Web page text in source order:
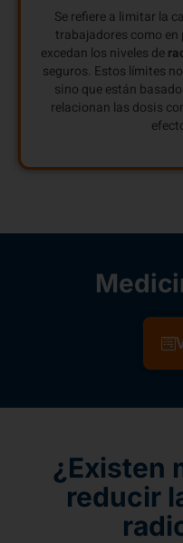
Se refiere a limitar la
trabajadores como
excedan los niveles de
seguros. Estos límites
sino que están
relacionan las dosis
¿Existen
reducir